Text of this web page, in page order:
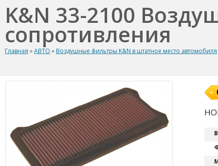
K&N 33-2100
сопротивления
Главная »АВТО » Воздушные фильтры K&N в штатное место автомобиля